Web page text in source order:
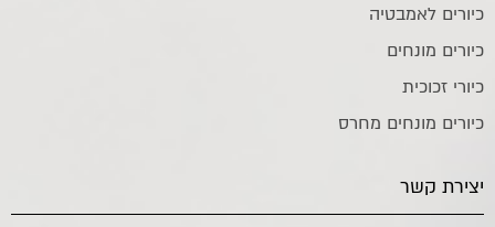
כיורים לאמבטיה
כיורים מונחים
כיורי זכוכית
כיורים מונחים מחרס
יצירת קשר